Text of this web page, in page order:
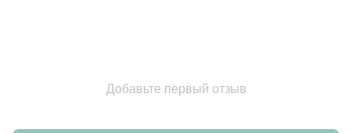
Добавьте первый отзыв